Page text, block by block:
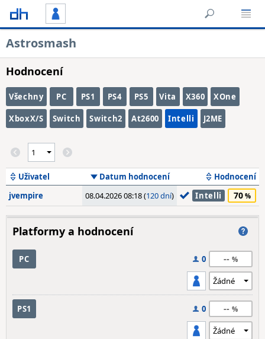
Astrosmash
Hodnocení
Všechny PC PS1 PS4 PS5 Vita X360 XOne
XboxX/S Switch Switch2 At2600 Intelli J2ME
Uživatel Datum hodnocení
Hodnocení
jvempire
08.04.2026 08:18 (120 dní) Intelli 70
Platformy a hodnocení
PC 0 --
PS1 0 --